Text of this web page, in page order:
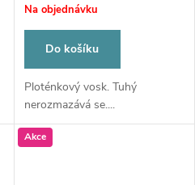
Na objednávku
Do košíku
Ploténkový vosk. Tuhý
nerozmazává se....
Akce